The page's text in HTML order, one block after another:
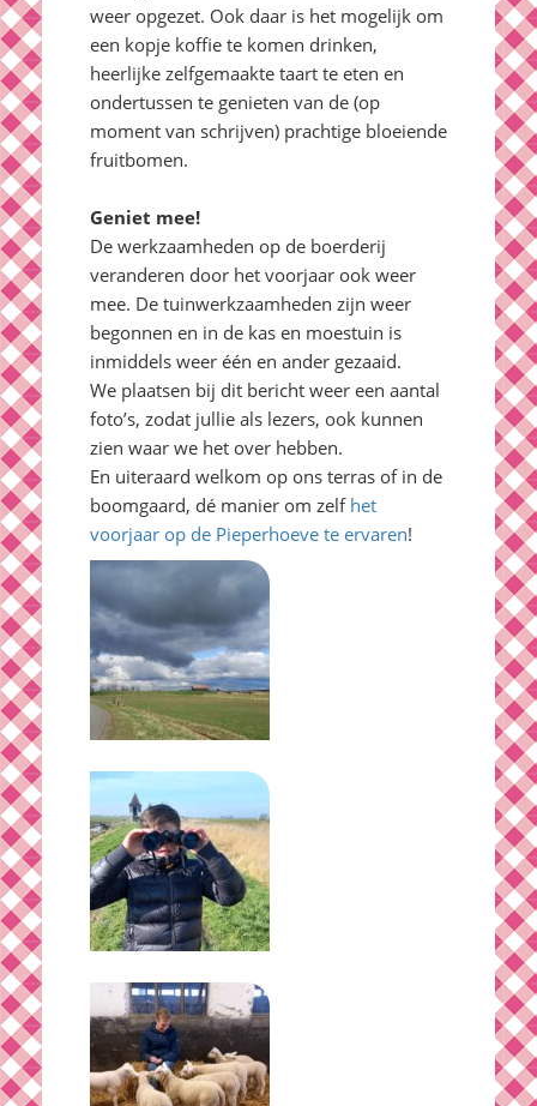
weer opgezet. Ook daar is het mogelijk om
een kopje koffie te komen drinken,
heerlijke zelfgemaakte taart te eten en
ondertussen te genieten van de (op
moment van schrijven) prachtige bloeiende
fruitbomen.
Geniet mee!
De werkzaamheden op de boerderij
veranderen door het voorjaar ook weer
mee. De tuinwerkzaamheden zijn weer
begonnen en in de kas en moestuin is
inmiddels weer één en ander gezaaid.
We plaatsen bij dit bericht weer een aantal
foto’s, zodat jullie als lezers, ook kunnen
zien waar we het over hebben.
En uiteraard welkom op ons terras of in de
boomgaard, dé manier om zelf het
voorjaar op de Pieperhoeve te ervaren!